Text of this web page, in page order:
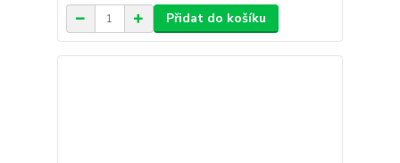
Přidat do košíku